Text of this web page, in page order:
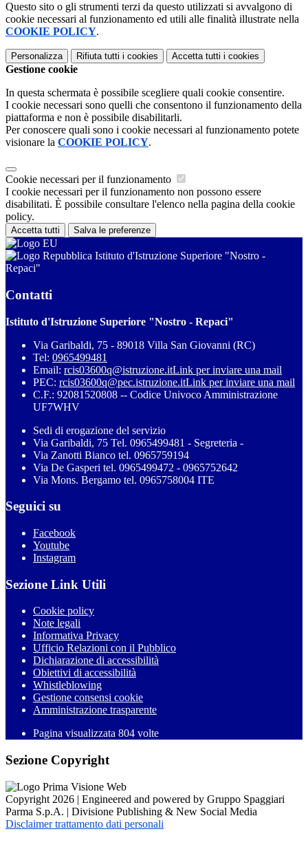
Questo sito o gli strumenti terzi da questo utilizzati si avvalgono di
cookie necessari al funzionamento ed utili alle finalità illustrate nella
COOKIE POLICY.
Personalizza Rifiuta tutti i cookies Accetta tutti i cookies
Gestione cookie
In questa schermata è possibile scegliere quali cookie consentire.
I cookie necessari sono quelli che consentono il funzionamento della
piattaforma e non è possibile disabilitarli.
Per conoscere quali sono i cookie necessari al funzionamento potete
visionare la COOKIE POLICY.
Cookie necessari per il funzionamento
I cookie necessari per il funzionamento non possono essere
disabilitati. È possibile consultare l'elenco nella pagina della cookie
policy.
Accetta tutti Salva le preferenze
Istituto d'Istruzione Superiore "Nostro -
Repaci"
Contatti
Istituto d'Istruzione Superiore "Nostro - Repaci"
Via Garibaldi, 75 - 89018 Villa San Giovanni (RC)
Tel: 0965499481
Email: rcis03600q@istruzione.itLink per inviare una mail
PEC: rcis03600q@pec.istruzione.itLink per inviare una mail
C.F.: 92081520808 -- Codice Univoco Amministrazione
UF7WHV
Sedi di erogazione del servizio
Via Garibaldi, 75 Tel. 0965499481 - Segreteria -
Via Zanotti Bianco tel. 0965759194
Via De Gasperi tel. 0965499472 - 0965752642
Via Mons. Bergamo tel. 0965758004 ITE
Seguici su
Facebook
Youtube
Instagram
Sezione Link Utili
Cookie policy
Note legali
Informativa Privacy
Ufficio Relazioni con il Pubblico
Dichiarazione di accessibilità
Obiettivi di accessibilità
Whistleblowing
Gestione consensi cookie
Amministrazione trasparente
Pagina visualizzata 804 volte
Sezione Copyright
Copyright 2026 | Engineered and powered by Gruppo Spaggiari
Parma S.p.A. | Divisione Publishing & New Social Media
Disclaimer trattamento dati personali